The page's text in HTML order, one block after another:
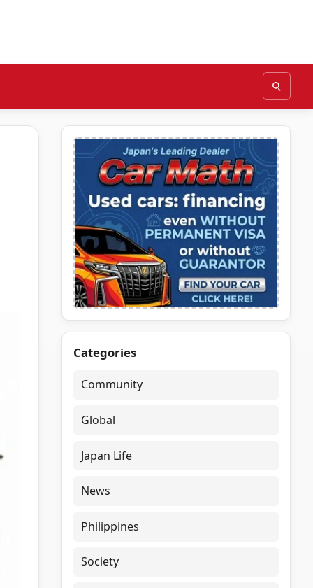
Categories
Community
Global
Japan Life
News
Philippines
Society